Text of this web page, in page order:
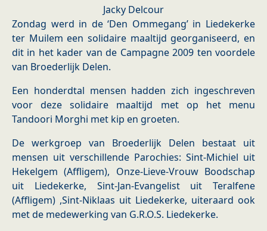
Jacky Delcour
Zondag werd in de ‘Den Ommegang’ in Liedekerke
ter Muilem een solidaire maaltijd georganiseerd, en
dit in het kader van de Campagne 2009 ten voordele
van Broederlijk Delen.
Een honderdtal mensen hadden zich ingeschreven
voor deze solidaire maaltijd met op het menu
Tandoori Morghi met kip en groeten.
De werkgroep van Broederlijk Delen bestaat uit
mensen uit verschillende Parochies: Sint-Michiel uit
Hekelgem (Affligem), Onze-Lieve-Vrouw Boodschap
uit Liedekerke, Sint-Jan-Evangelist uit Teralfene
(Affligem) ,Sint-Niklaas uit Liedekerke, uiteraard ook
met de medewerking van G.R.O.S. Liedekerke.